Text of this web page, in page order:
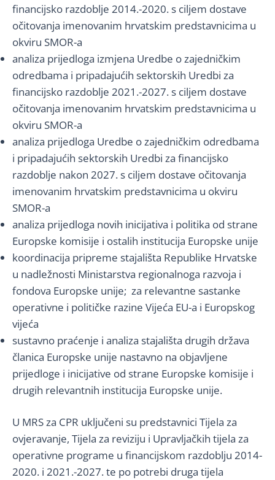
financijsko razdoblje 2014.-2020. s ciljem dostave
očitovanja imenovanim hrvatskim predstavnicima u
okviru SMOR-a
analiza prijedloga izmjena Uredbe o zajedničkim
odredbama i pripadajućih sektorskih Uredbi za
financijsko razdoblje 2021.-2027. s ciljem dostave
očitovanja imenovanim hrvatskim predstavnicima u
okviru SMOR-a
analiza prijedloga Uredbe o zajedničkim odredbama
i pripadajućih sektorskih Uredbi za financijsko
razdoblje nakon 2027. s ciljem dostave očitovanja
imenovanim hrvatskim predstavnicima u okviru
SMOR-a
analiza prijedloga novih inicijativa i politika od strane
Europske komisije i ostalih institucija Europske unije
koordinacija pripreme stajališta Republike Hrvatske
u nadležnosti Ministarstva regionalnoga razvoja i
fondova Europske unije; za relevantne sastanke
operativne i političke razine Vijeća EU-a i Europskog
vijeća
sustavno praćenje i analiza stajališta drugih država
članica Europske unije nastavno na objavljene
prijedloge i inicijative od strane Europske komisije i
drugih relevantnih institucija Europske unije.
U MRS za CPR uključeni su predstavnici Tijela za
ovjeravanje, Tijela za reviziju i Upravljačkih tijela za
operativne programe u financijskom razdoblju 2014-
2020. i 2021.-2027. te po potrebi druga tijela